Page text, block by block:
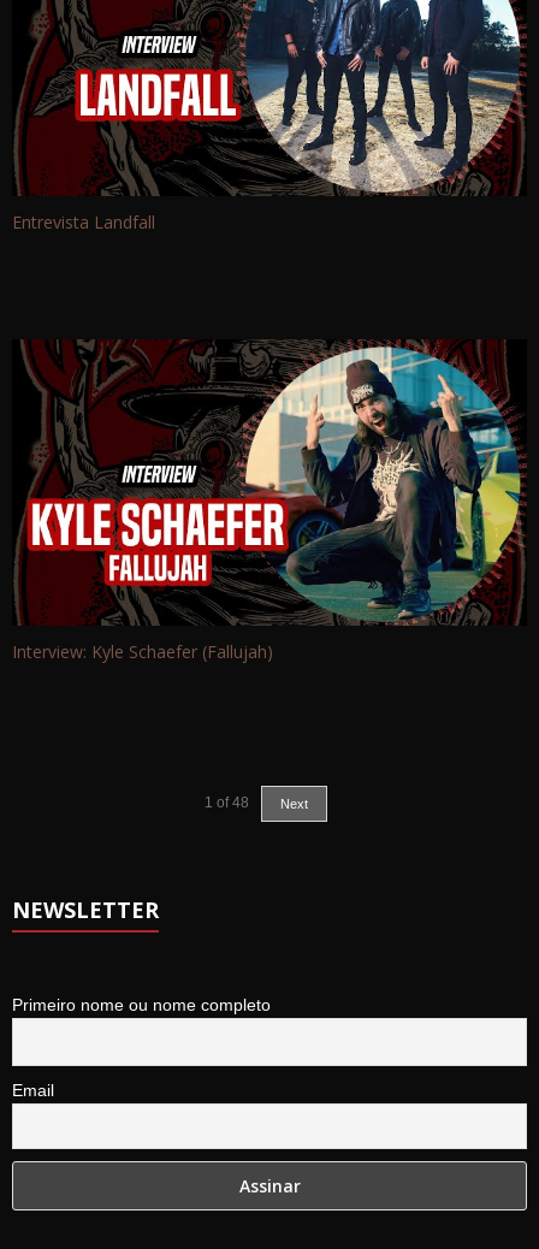
Entrevista Landfall
Interview: Kyle Schaefer (Fallujah)
1 of 48 Next
NEWSLETTER
Primeiro nome ou nome completo
Email